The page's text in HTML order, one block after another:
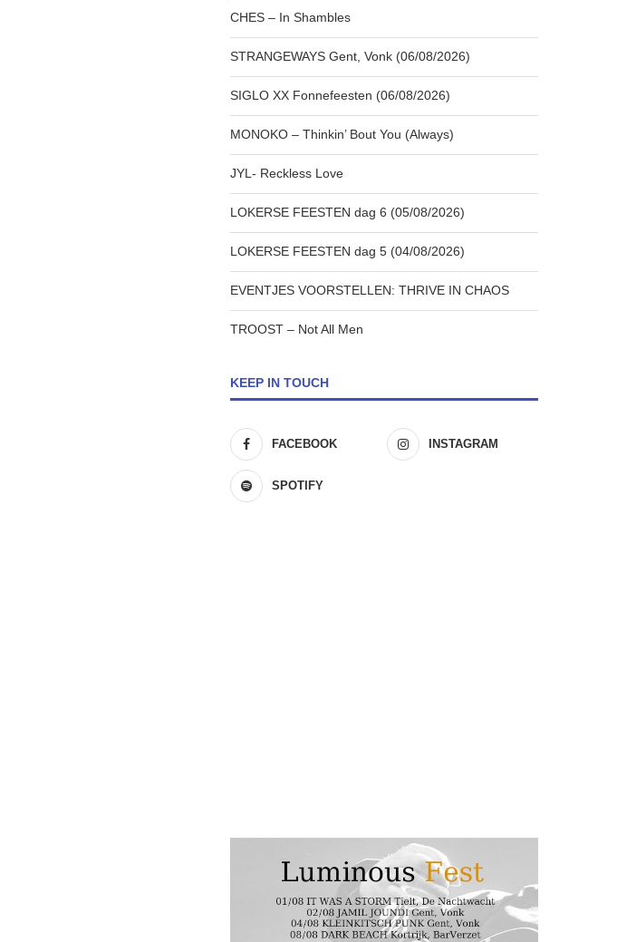
CHES – In Shambles
STRANGEWAYS Gent, Vonk (06/08/2026)
SIGLO XX Fonnefeesten (06/08/2026)
MONOKO – Thinkin’ Bout You (Always)
JYL- Reckless Love
LOKERSE FEESTEN dag 6 (05/08/2026)
LOKERSE FEESTEN dag 5 (04/08/2026)
EVENTJES VOORSTELLEN: THRIVE IN CHAOS
TROOST – Not All Men
KEEP IN TOUCH
FACEBOOK INSTAGRAM
SPOTIFY